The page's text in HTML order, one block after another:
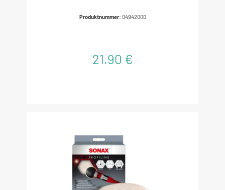
Produktnummer: 04942000
21,90 €